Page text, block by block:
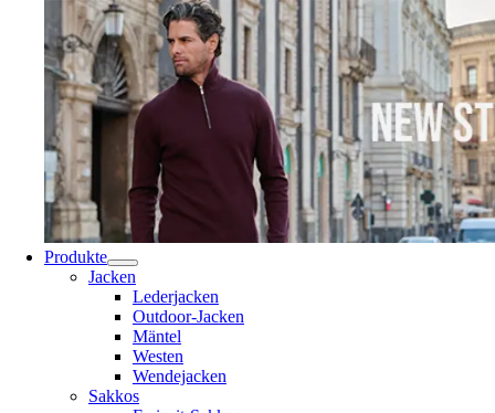
Produkte
Jacken
Lederjacken
Outdoor-Jacken
Mäntel
Westen
Wendejacken
Sakkos